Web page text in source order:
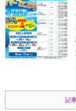
記